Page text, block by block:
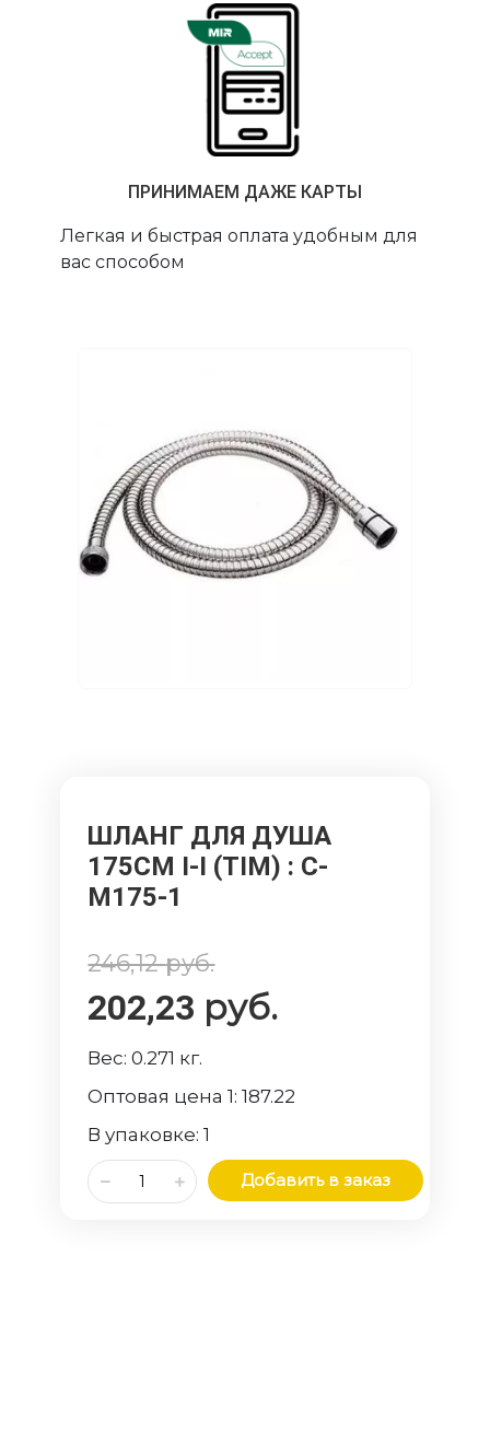
ПРИНИМАЕМ ДАЖЕ КАРТЫ
Легкая и быстрая оплата удобным для
вас способом
ШЛАНГ ДЛЯ ДУША
175СМ I-I (TIM) : C-
M175-1
246,12руб.
202,23 руб.
Вес:0.271 кг.
Оптовая цена 1:187.22
В упаковке:1
Добавить в заказ